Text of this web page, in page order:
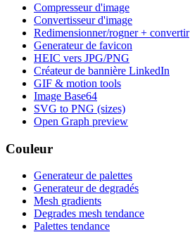
Compresseur d'image
Convertisseur d'image
Redimensionner/rogner + convertir
Generateur de favicon
HEIC vers JPG/PNG
Créateur de bannière LinkedIn
GIF & motion tools
Image Base64
SVG to PNG (sizes)
Open Graph preview
Couleur
Generateur de palettes
Generateur de degradés
Mesh gradients
Degrades mesh tendance
Palettes tendance